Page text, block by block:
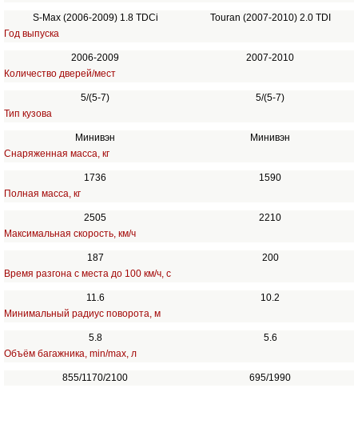
S-Max (2006-2009) 1.8 TDCi
Touran (2007-2010) 2.0 TDI
Год выпуска
2006-2009
2007-2010
Количество дверей/мест
5/(5-7)
5/(5-7)
Тип кузова
Минивэн
Минивэн
Снаряженная масса, кг
1736
1590
Полная масса, кг
2505
2210
Максимальная скорость, км/ч
187
200
Время разгона с места до 100 км/ч, с
11.6
10.2
Минимальный радиус поворота, м
5.8
5.6
Объём багажника, min/max, л
855/1170/2100 695/1990